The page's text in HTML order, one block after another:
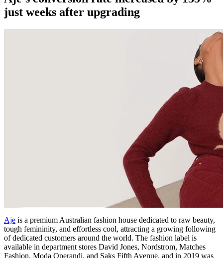
just weeks after upgrading
Aje is a premium Australian fashion house dedicated to raw beauty,
tough femininity, and effortless cool, attracting a growing following
of dedicated customers around the world. The fashion label is
available in department stores David Jones, Nordstrom, Matches
Fashion, Moda Operandi, and Saks Fifth Avenue, and in 2019 was